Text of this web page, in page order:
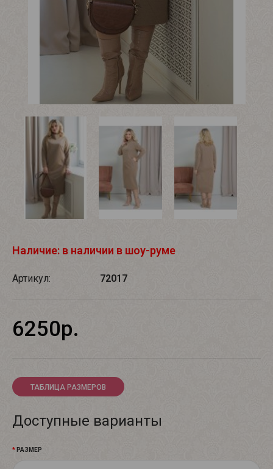
Наличие: в наличии в шоу-руме
Артикул: 72017
6250р.
ТАБЛИЦА РАЗМЕРОВ
Доступные варианты
РАЗМЕР